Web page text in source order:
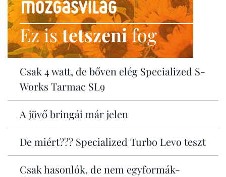
Ez istetszenifog
Csak 4 watt, de bőven elég Specialized S-
Works Tarmac SL9
A jövő bringái már jelen
De miért??? Specialized Turbo Levo teszt
Csak hasonlók, de nem egyformák-